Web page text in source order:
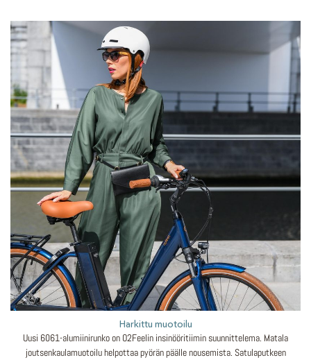
Harkittu muotoilu
Uusi 6061-alumiinirunko on O2Feelin insinööritiimin suunnittelema. Matala
joutsenkaulamuotoilu helpottaa pyörän päälle nousemista. Satulaputkeen